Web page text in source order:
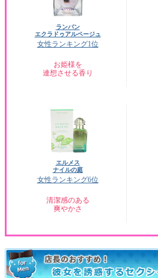
ランバン
エクラドゥアルページュ
女性ランキング1位
お姫様を
連想させる香り
エルメス
ナイルの庭
女性ランキング6位
清潔感のある
爽やかさ